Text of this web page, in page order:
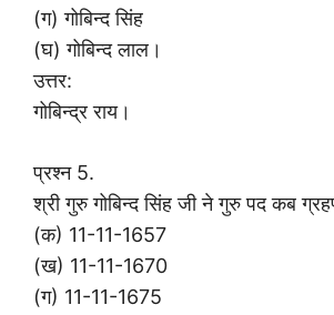
(ग) गोबिन्द सिंह
(घ) गोबिन्द लाल।
उत्तर:
गोबिन्द्र राय।
प्रश्न 5.
श्री गुरु गोबिन्द सिंह जी ने गुरु पद कब
(क) 11-11-1657
(ख) 11-11-1670
(ग) 11-11-1675